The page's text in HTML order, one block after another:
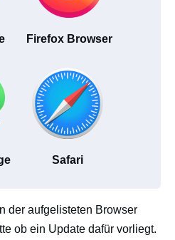
Firefox Browser
Safari
der aufgelisteten Browser
ob ein Update dafür vorliegt.